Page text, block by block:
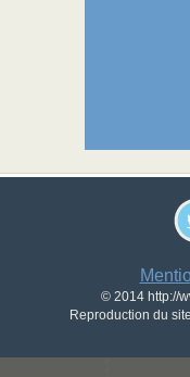
© 2014 http://
Reproduction du